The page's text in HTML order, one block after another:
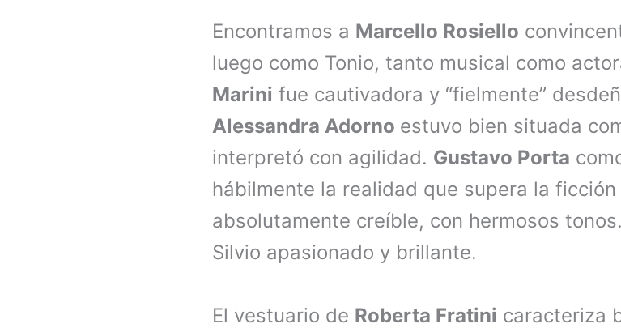
Encontramos a Marcello Rosiello
luego como Tonio, tanto musical como
Marini fue cautivadora y “fielmente”
Alessandra Adorno estuvo bien situada
interpretó con agilidad. Gustavo Porta
hábilmente la realidad que supera la
absolutamente creíble, con hermosos tonos.
Silvio apasionado y brillante.
El vestuario de Roberta Fratini caracteriza